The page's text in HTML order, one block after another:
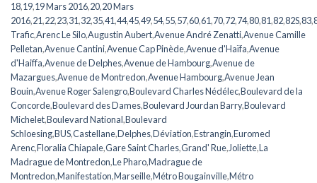
18,19,19 Mars 2016,20,20 Mars
2016,21,22,23,31,32,35,41,44,45,49,54,55,57,60,61,70,72,74,80,81,82,82S,83,
Trafic,Arenc Le Silo,Augustin Aubert,Avenue André Zenatti,Avenue Camille
Pelletan,Avenue Cantini,Avenue Cap Pinède,Avenue d'Haïfa,Avenue
d'Haiffa,Avenue de Delphes,Avenue de Hambourg,Avenue de
Mazargues,Avenue de Montredon,Avenue Hambourg,Avenue Jean
Bouin,Avenue Roger Salengro,Boulevard Charles Nédélec,Boulevard de la
Concorde,Boulevard des Dames,Boulevard Jourdan Barry,Boulevard
Michelet,Boulevard National,Boulevard
Schloesing,BUS,Castellane,Delphes,Déviation,Estrangin,Euromed
Arenc,Floralia Chiapale,Gare Saint Charles,Grand' Rue,Joliette,La
Madrague de Montredon,Le Pharo,Madrague de
Montredon,Manifestation,Marseille,Métro Bougainville,Métro